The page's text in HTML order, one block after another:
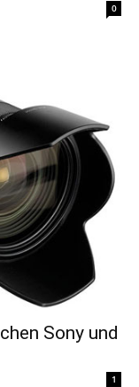
0
Sony und
1